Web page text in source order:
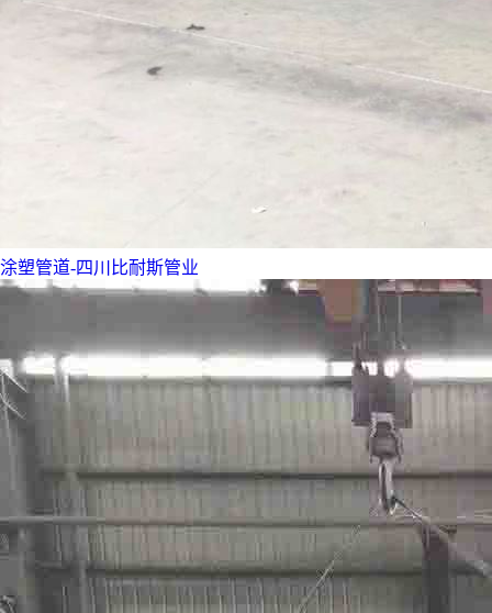
涂塑管道-四川比耐斯管业